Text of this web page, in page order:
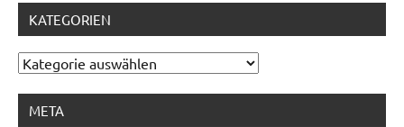
KATEGORIEN
Kategorien
META